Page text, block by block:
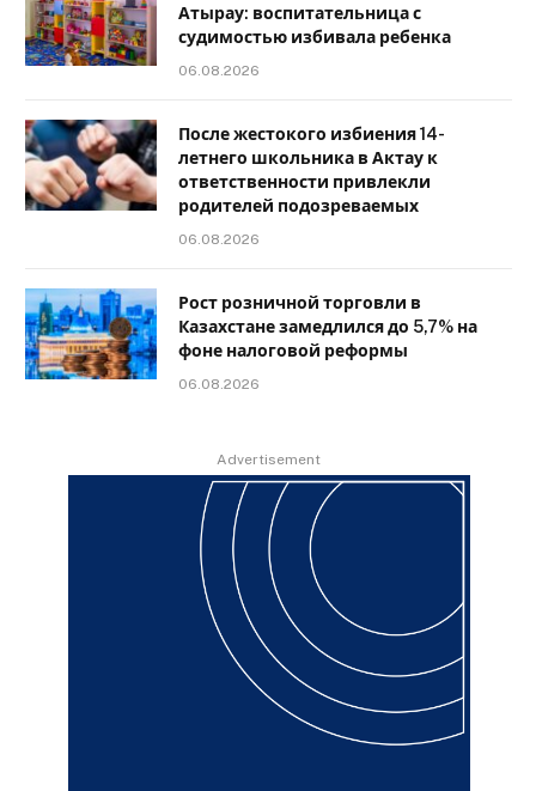
Атырау: воспитательница с
судимостью избивала ребенка
06.08.2026
После жестокого избиения 14-
летнего школьника в Актау к
ответственности привлекли
родителей подозреваемых
06.08.2026
Рост розничной торговли в
Казахстане замедлился до 5,7% на
фоне налоговой реформы
06.08.2026
Advertisement